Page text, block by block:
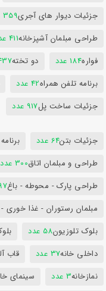
جزئیات دیوار های آجری359 عدد
طراحی مبلمان آشپزخانه411 عدد
فواره184 عدد دو تخته437
برنامه تلفن همراه42 عدد
جزئیات ساخت پل917 عدد
جزئیات بتن64 عدد
طراحی و مبلمان اتاق300 عدد
طراحی پارک - محوطه - باغ
مبلمان رستوران - غذا
بلوک تلوزیون58 عدد
داخلی خانه37 عدد قاب
نمازخانه3 عدد سینمای